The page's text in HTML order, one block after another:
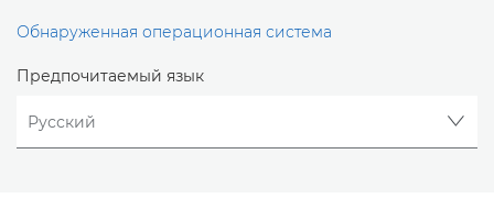
Обнаруженная операционная система
Предпочитаемый язык